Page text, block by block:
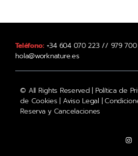
Teléfono: +34 604 070 223 // 979
hola@worknature.es
© All Rights Reserved | Política de
de Cookies | Aviso Legal |
Reserva y Cancelaciones